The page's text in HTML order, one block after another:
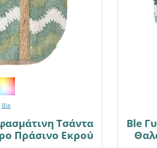
Ble
Τσάντα
Πράσινο Εκρού
Ble